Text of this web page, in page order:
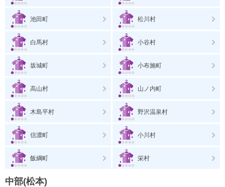
池田町 松川村
白馬村 小谷村
坂城町 小布施町
高山村 山ノ内町
木島平村 野沢温泉村
信濃町 小川村
飯綱町 栄村
中部(松本)